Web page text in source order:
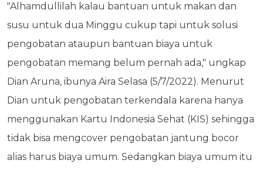
"Alhamdullilah kalau bantuan untuk makan dan
susu untuk dua Minggu cukup tapi untuk solusi
pengobatan ataupun bantuan biaya untuk
pengobatan memang belum pernah ada," ungkap
Dian Aruna, ibunya Aira Selasa (5/7/2022). Menurut
Dian untuk pengobatan terkendala karena hanya
menggunakan Kartu Indonesia Sehat (KIS) sehingga
tidak bisa mengcover pengobatan jantung bocor
alias harus biaya umum. Sedangkan biaya umum itu